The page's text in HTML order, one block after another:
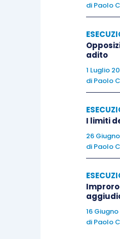
ai sensi
[1] Con
Tali
base al
Infatti, ai
non
di Paolo
adito
1 Luglio
di Paolo
I limiti
26
di Paolo
16
di Paolo